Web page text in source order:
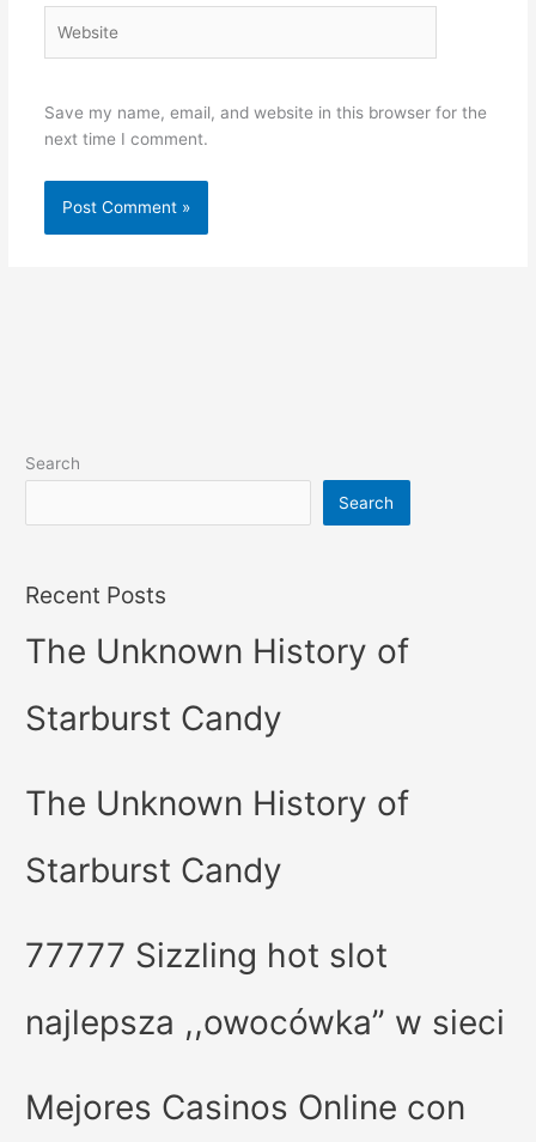
Save my name, email, and website in this browser for the
next time I comment.
Search
Search
Recent Posts
The Unknown History of
Starburst Candy
The Unknown History of
Starburst Candy
77777 Sizzling hot slot
najlepsza ,,owocówka” w sieci
Mejores Casinos Online con